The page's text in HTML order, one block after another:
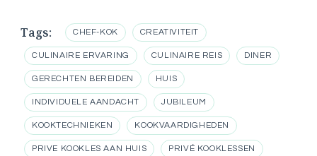
Tags: CHEF-KOK CREATIVITEIT
CULINAIRE ERVARING CULINAIRE REIS DINER
GERECHTEN BEREIDEN HUIS
INDIVIDUELE AANDACHT JUBILEUM
KOOKTECHNIEKEN KOOKVAARDIGHEDEN
PRIVE KOOKLES AAN HUIS PRIVÉ KOOKLESSEN